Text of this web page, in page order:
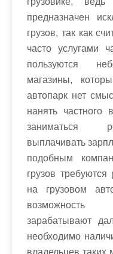
предназначен
грузов, так как
часто услугами
пользуются
магазины,
автопарк нет
нанять частного
заниматься
выплачивать
подобным
грузов
на грузовом
зарабатывают
необходимо
владельцев таких